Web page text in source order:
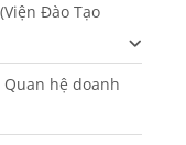
Đào Tạo
hệ doanh